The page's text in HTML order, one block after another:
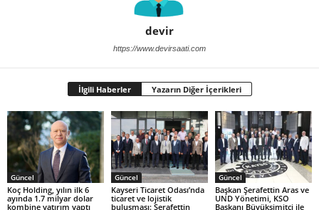
devir
https://www.devirsaati.com
İlgili Haberler Yazarın Diğer İçerikleri
Güncel
Koç Holding, yılın ilk 6
ayında 1.7 milyar dolar
kombine yatırım yaptı
Güncel
Kayseri Ticaret Odası’nda
ticaret ve lojistik
buluşması: Şerafettin
Güncel
Başkan Şerafettin Aras ve
UND Yönetimi, KSO
Başkanı Büyüksimitci ile